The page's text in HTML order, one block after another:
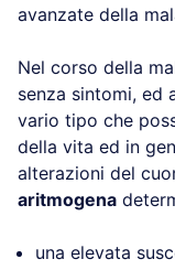
avanzate della
Nel corso della
senza sintomi, ed
vario tipo che
della vita ed in
alterazioni del
aritmogena
una elevata